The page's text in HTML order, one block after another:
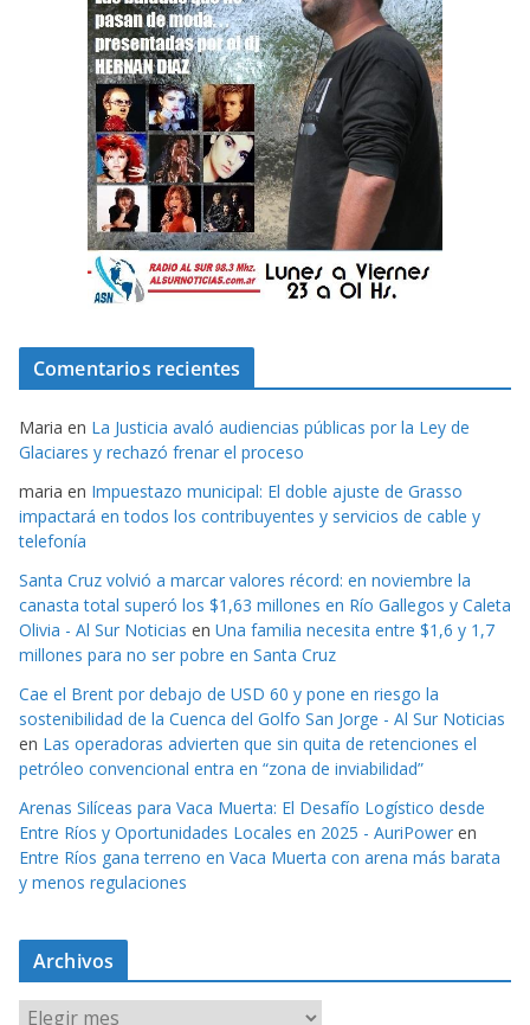
Comentarios recientes
Maria en La Justicia avaló audiencias públicas por la Ley de
Glaciares y rechazó frenar el proceso
maria en Impuestazo municipal: El doble ajuste de Grasso
impactará en todos los contribuyentes y servicios de cable y
telefonía
Santa Cruz volvió a marcar valores récord: en noviembre la
canasta total superó los $1,63 millones en Río Gallegos y Caleta
Olivia - Al Sur Noticias en Una familia necesita entre $1,6 y 1,7
millones para no ser pobre en Santa Cruz
Cae el Brent por debajo de USD 60 y pone en riesgo la
sostenibilidad de la Cuenca del Golfo San Jorge - Al Sur Noticias
en Las operadoras advierten que sin quita de retenciones el
petróleo convencional entra en “zona de inviabilidad”
Arenas Silíceas para Vaca Muerta: El Desafío Logístico desde
Entre Ríos y Oportunidades Locales en 2025 - AuriPower en
Entre Ríos gana terreno en Vaca Muerta con arena más barata
y menos regulaciones
Archivos